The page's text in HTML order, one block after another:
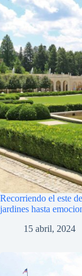
Recorriendo el este
jardines hasta
15 abril, 2024